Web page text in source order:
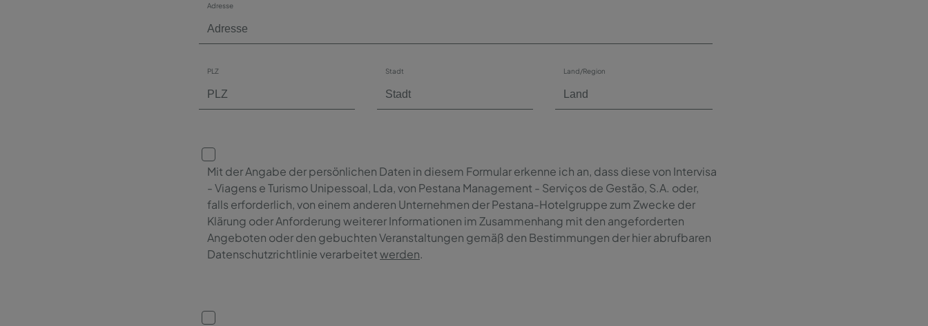
Adresse
PLZ Stadt Land/Region
Mit der Angabe der persönlichen Daten in diesem Formular erkenne ich an, dass diese von Intervisa
- Viagens e Turismo Unipessoal, Lda, von Pestana Management - Serviços de Gestão, S.A. oder,
falls erforderlich, von einem anderen Unternehmen der Pestana-Hotelgruppe zum Zwecke der
Klärung oder Anforderung weiterer Informationen im Zusammenhang mit den angeforderten
Angeboten oder den gebuchten Veranstaltungen gemäß den Bestimmungen der hier abrufbaren
Datenschutzrichtlinie verarbeitetwerden.